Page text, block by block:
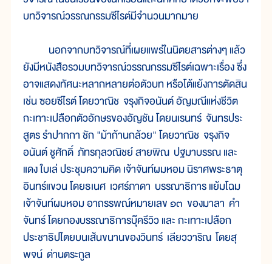
บทวิจารณ์วรรณกรรมซีไรต์มีจำนวนมากมาย
นอกจากบทวิจารณ์ที่เผยแพร่ในนิตยสารต่างๆ แล้ว
ยังมีหนังสือรวมบทวิจารณ์วรรณกรรมซีไรต์เฉพาะเรื่อง ซึ่ง
อาจแสดงทัศนะหลากหลายต่อตัวบท หรือโต้แย้งการตัดสิน
เช่น ซอยซีไรต์ โดยวาณิช จรุงกิจอนันต์ อัญมณีแห่งชีวิต
กะเทาะเปลือกตัวอักษรของอัญชัน โดยนเรนทร์ จันทรประ
สูตร รำปากกา ชัก "ม้าก้านกล้วย" โดยวาณิช จรุงกิจ
อนันต์ ชูศักดิ์ ภัทรกุลวณิชย์ สายพิณ ปฐมาบรรณ และ
แดง ใบเล่ ประชุมความคิด เจ้าจันท์ผมหอม นิราศพระธาตุ
อินทร์แขวน โดยธเนศ เวศร์ภาดา บรรณาธิการ แย้มโฉม
เจ้าจันท์ผมหอม อาถรรพณ์หมายเลข ๑๓ ของมาลา คำ
จันทร์ โดยกองบรรณาธิการบุ๊ครีวิว และ กะเทาะเปลือก
ประชาธิปไตยบนเส้นขนานของวินทร์ เลียววาริณ โดยสุ
พจน์ ด่านตระกูล